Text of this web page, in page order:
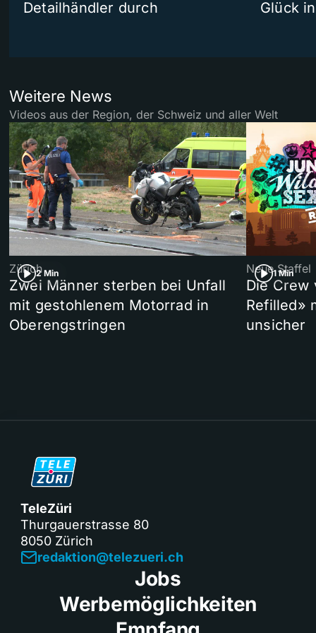
Detailhändler durch
Glück
Weitere News
Videos aus der Region, der Schweiz und aller Welt
2 Min
Zürich
Zwei Männer sterben bei Unfall
mit gestohlenem Motorrad in
Oberengstringen
1 Min
Neue Staffel
Die Crew
Refilled»
unsicher
TeleZüri
Thurgauerstrasse 80
8050 Zürich
redaktion@telezueri.ch
Jobs
Werbemöglichkeiten